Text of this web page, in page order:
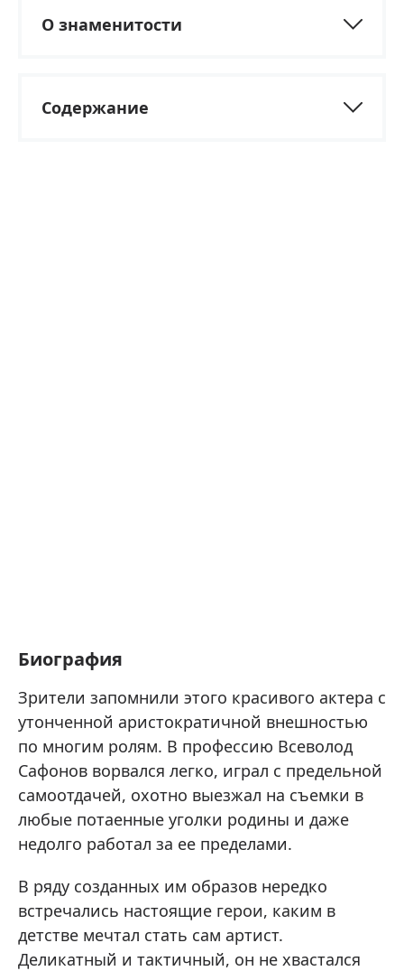
О знаменитости
Содержание
Биография
Зрители запомнили этого красивого актера с
утонченной аристократичной внешностью
по многим ролям. В профессию Всеволод
Сафонов ворвался легко, играл с предельной
самоотдачей, охотно выезжал на съемки в
любые потаенные уголки родины и даже
недолго работал за ее пределами.
В ряду созданных им образов нередко
встречались настоящие герои, каким в
детстве мечтал стать сам артист.
Деликатный и тактичный, он не хвастался